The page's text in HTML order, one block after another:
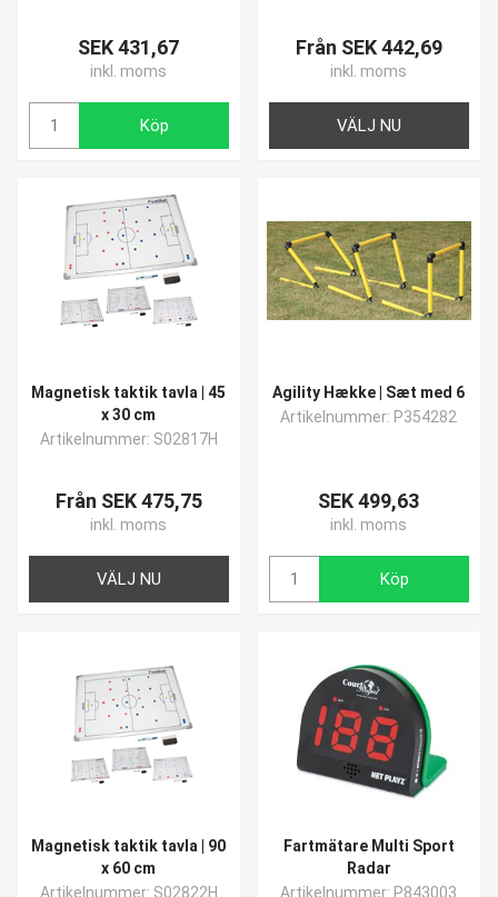
SEK 431,67
inkl. moms
Köp
Från SEK 442,69
inkl. moms
VÄLJ NU
Magnetisk taktik tavla | 45
x 30 cm
Artikelnummer: S02817H
Från SEK 475,75
inkl. moms
VÄLJ NU
Agility Hække | Sæt med 6
Artikelnummer: P354282
SEK 499,63
inkl. moms
Köp
Magnetisk taktik tavla | 90
x 60 cm
Artikelnummer: S02822H
Fartmätare Multi Sport
Radar
Artikelnummer: P843003